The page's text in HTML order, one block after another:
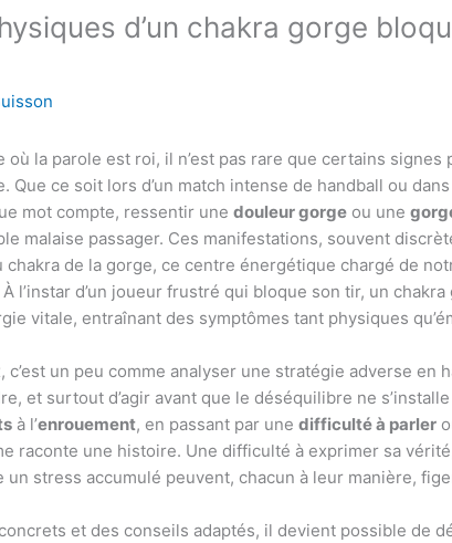
d’un chakra gorge
où la parole est roi, il n’est pas rare que certains
ce soit lors d’un match intense de handball ou
mot compte, ressentir une douleur gorge ou une
malaise passager. Ces manifestations, souvent
de la gorge, ce centre énergétique chargé de
l’instar d’un joueur frustré qui bloque son tir, un
vitale, entraînant des symptômes tant physiques
c’est un peu comme analyser une stratégie adverse en
et surtout d’agir avant que le déséquilibre ne
à l’enrouement, en passant par une difficulté à parler
raconte une histoire. Une difficulté à exprimer sa
un stress accumulé peuvent, chacun à leur manière,
et des conseils adaptés, il devient possible de